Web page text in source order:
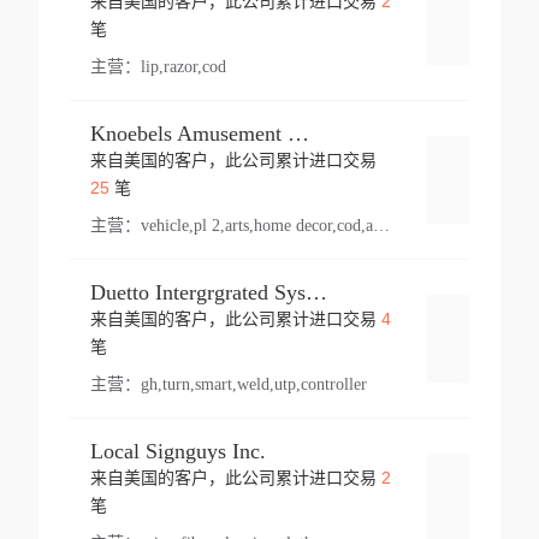
笔
主营： lip,razor,cod
Knoebels Amusement Resort
来自美国的客户，此公司累计进口交易
25笔
主营： vehicle,pl 2,arts,home decor,cod,amusement ride,sea
Duetto Intergrgrated Systems Inc.
来自美国的客户，此公司累计进口交易 4
笔
主营： gh,turn,smart,weld,utp,controller
Local Signguys Inc.
来自美国的客户，此公司累计进口交易 2
笔